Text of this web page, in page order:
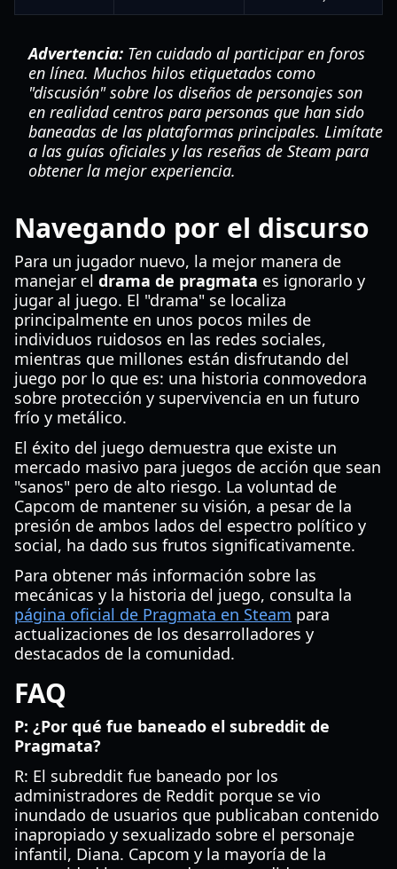
Advertencia: Ten cuidado al participar en foros
en línea. Muchos hilos etiquetados como
"discusión" sobre los diseños de personajes son
en realidad centros para personas que han sido
baneadas de las plataformas principales. Limítate
a las guías oficiales y las reseñas de Steam para
obtener la mejor experiencia.
Navegando por el discurso
Para un jugador nuevo, la mejor manera de
manejar el drama de pragmata es ignorarlo y
jugar al juego. El "drama" se localiza
principalmente en unos pocos miles de
individuos ruidosos en las redes sociales,
mientras que millones están disfrutando del
juego por lo que es: una historia conmovedora
sobre protección y supervivencia en un futuro
frío y metálico.
El éxito del juego demuestra que existe un
mercado masivo para juegos de acción que sean
"sanos" pero de alto riesgo. La voluntad de
Capcom de mantener su visión, a pesar de la
presión de ambos lados del espectro político y
social, ha dado sus frutos significativamente.
Para obtener más información sobre las
mecánicas y la historia del juego, consulta la
página oficial de Pragmata en Steam para
actualizaciones de los desarrolladores y
destacados de la comunidad.
FAQ
P: ¿Por qué fue baneado el subreddit de
Pragmata?
R: El subreddit fue baneado por los
administradores de Reddit porque se vio
inundado de usuarios que publicaban contenido
inapropiado y sexualizado sobre el personaje
infantil, Diana. Capcom y la mayoría de la